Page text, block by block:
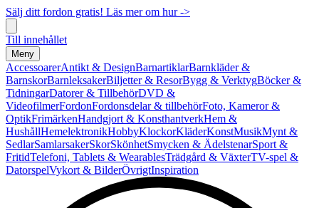
Sälj ditt fordon gratis! Läs mer om hur ->
Till innehållet
Meny
AccessoarerAntikt & DesignBarnartiklarBarnkläder &
BarnskorBarnleksakerBiljetter & ResorBygg & VerktygBöcker &
TidningarDatorer & TillbehörDVD &
VideofilmerFordonFordonsdelar & tillbehörFoto, Kameror &
OptikFrimärkenHandgjort & KonsthantverkHem &
HushållHemelektronikHobbyKlockorKläderKonstMusikMynt &
SedlarSamlarsakerSkorSkönhetSmycken & ÄdelstenarSport &
FritidTelefoni, Tablets & WearablesTrädgård & VäxterTV-spel &
DatorspelVykort & BilderÖvrigtInspiration